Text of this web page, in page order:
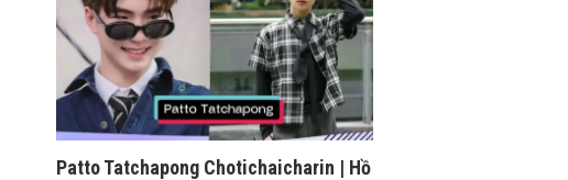
Patto Tatchapong Chotichaicharin | Hồ